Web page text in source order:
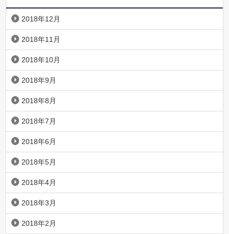
2018年12月
2018年11月
2018年10月
2018年9月
2018年8月
2018年7月
2018年6月
2018年5月
2018年4月
2018年3月
2018年2月